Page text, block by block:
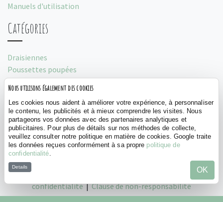
Manuels d'utilisation
Catégories
Draisiennes
Poussettes poupées
Porteurs
Tentes de jeu
Social
confidentialité|Clause de non-responsabilité
Nous utilisons également des cookies
Les cookies nous aident à améliorer votre expérience, à personnaliser
le contenu, les publicités et à mieux comprendre les visites. Nous
partageons vos données avec des partenaires analytiques et
publicitaires. Pour plus de détails sur nos méthodes de collecte,
veuillez consulter notre politique en matière de cookies. Google traite
les données reçues conformément à sa propre politique de
confidentialité
Details OK